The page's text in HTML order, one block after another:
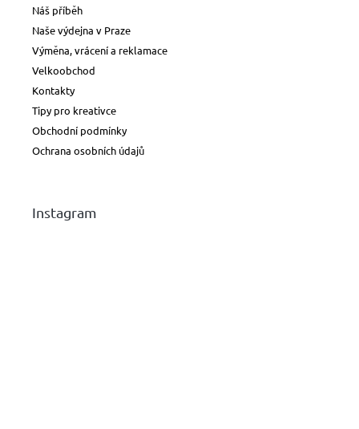
Náš příběh
Naše výdejna v Praze
Výměna, vrácení a reklamace
Velkoobchod
Kontakty
Tipy pro kreativce
Obchodní podmínky
Ochrana osobních údajů
Instagram